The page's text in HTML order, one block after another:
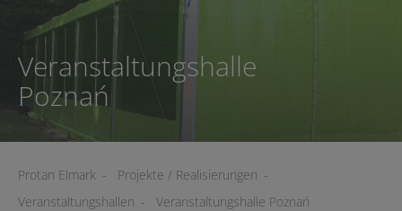
Veranstaltungshalle
Poznań
Protan Elmark - Projekte / Realisierungen -
Veranstaltungshallen - Veranstaltungshalle Poznań